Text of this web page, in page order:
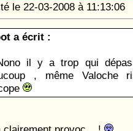
le 22-03-2008 à
a écrit :
il y a trop qui
, même Valoche